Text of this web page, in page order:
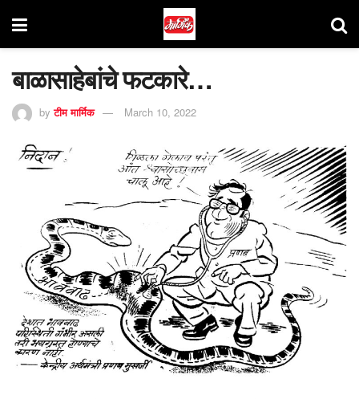
बाळासाहेबांचे फटकारे…
by टीम मार्मिक March 10, 2022